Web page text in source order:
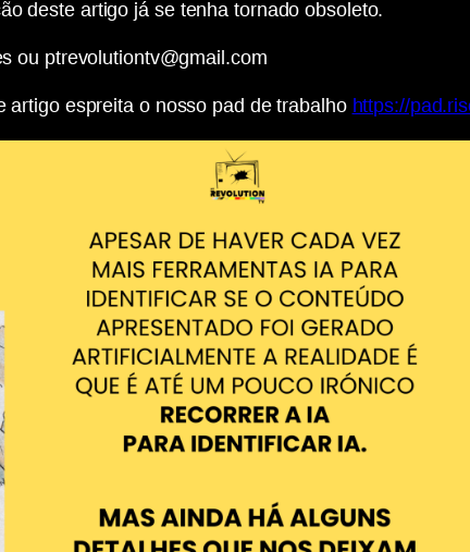
deste artigo já se tenha tornado obsoleto.
ou ptrevolutiontv@gmail.com
artigo espreita o nosso pad de trabalho https://